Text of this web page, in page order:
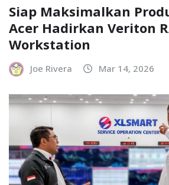
Siap Maksimalkan
Acer Hadirkan Veriton
Workstation
Joe Rivera Mar 14, 2026